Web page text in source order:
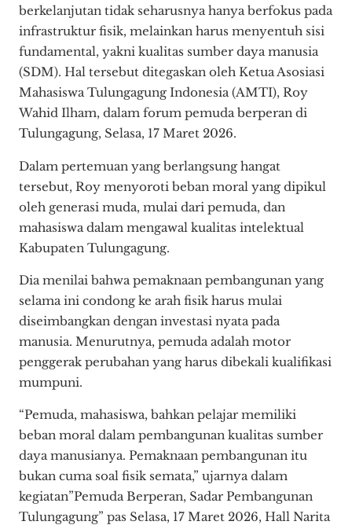
berkelanjutan tidak seharusnya hanya berfokus pada
infrastruktur fisik, melainkan harus menyentuh sisi
fundamental, yakni kualitas sumber daya manusia
(SDM). Hal tersebut ditegaskan oleh Ketua Asosiasi
Mahasiswa Tulungagung Indonesia (AMTI), Roy
Wahid Ilham, dalam forum pemuda berperan di
Tulungagung, Selasa, 17 Maret 2026.
Dalam pertemuan yang berlangsung hangat
tersebut, Roy menyoroti beban moral yang dipikul
oleh generasi muda, mulai dari pemuda, dan
mahasiswa dalam mengawal kualitas intelektual
Kabupaten Tulungagung.
Dia menilai bahwa pemaknaan pembangunan yang
selama ini condong ke arah fisik harus mulai
diseimbangkan dengan investasi nyata pada
manusia. Menurutnya, pemuda adalah motor
penggerak perubahan yang harus dibekali kualifikasi
mumpuni.
“Pemuda, mahasiswa, bahkan pelajar memiliki
beban moral dalam pembangunan kualitas sumber
daya manusianya. Pemaknaan pembangunan itu
bukan cuma soal fisik semata,” ujarnya dalam
kegiatan”Pemuda Berperan, Sadar Pembangunan
Tulungagung” pas Selasa, 17 Maret 2026, Hall Narita